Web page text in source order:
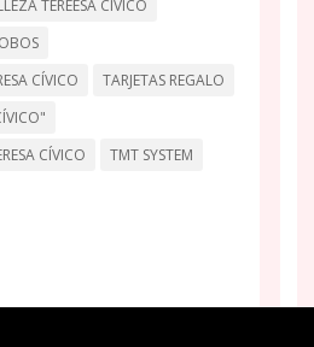
TEREESA CÍVICO
CÍVICO
TARJETAS REGALO
CÍVICO
TMT SYSTEM